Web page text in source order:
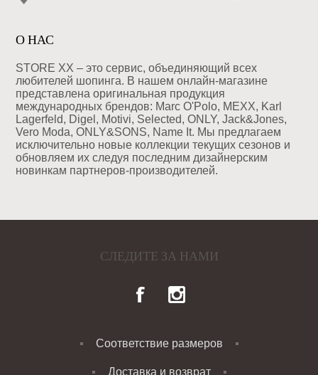
О НАС
STORE XX – это сервис, объединяющий всех
любителей шопинга. В нашем онлайн-магазине
представлена оригинальная продукция
международных брендов: Marc O'Polo, MEXX, Karl
Lagerfeld, Digel, Motivi, Selected, ONLY, Jack&Jones,
Vero Moda, ONLY&SONS, Name It. Мы предлагаем
исключительно новые коллекции текущих сезонов и
обновляем их следуя последним дизайнерским
новинкам партнеров-производителей.
СЛЕДИТЕ ЗА НАМИ
Соответствие размеров
Доставка и возврат